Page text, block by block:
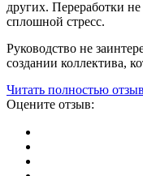
других. Переработки
сплошной стресс.
Руководство не
создании коллектива,
Читать полностью
Оцените отзыв: